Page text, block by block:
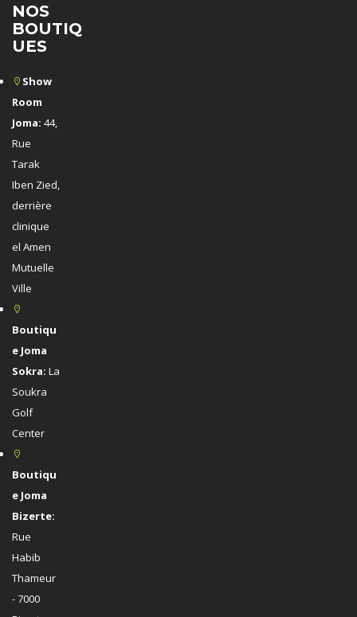
NOS
BOUTIQ
UES
Show
Room
Joma: 44,
Rue
Tarak
Iben Zied,
derrière
clinique
el Amen
Mutuelle
Ville
Boutiqu
e Joma
Sokra: La
Soukra
Golf
Center
Boutiqu
e Joma
Bizerte:
Rue
Habib
Thameur
- 7000